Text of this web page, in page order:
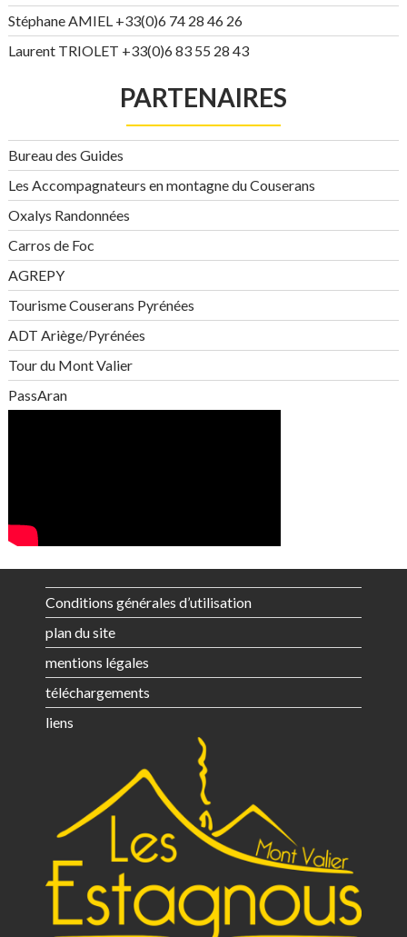
Stéphane AMIEL +33(0)6 74 28 46 26
Laurent TRIOLET +33(0)6 83 55 28 43
PARTENAIRES
Bureau des Guides
Les Accompagnateurs en montagne du Couserans
Oxalys Randonnées
Carros de Foc
AGREPY
Tourisme Couserans Pyrénées
ADT Ariège/Pyrénées
Tour du Mont Valier
PassAran
Conditions générales d’utilisation
plan du site
mentions légales
téléchargements
liens